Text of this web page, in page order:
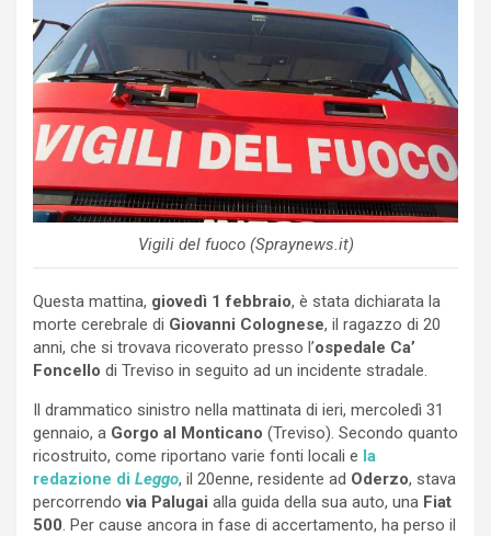
Vigili del fuoco (Spraynews.it)
Questa mattina, giovedì 1 febbraio, è stata dichiarata la
morte cerebrale di Giovanni Colognese, il ragazzo di 20
anni, che si trovava ricoverato presso l’ospedale Ca’
Foncello di Treviso in seguito ad un incidente stradale.
Il drammatico sinistro nella mattinata di ieri, mercoledì 31
gennaio, a Gorgo al Monticano (Treviso). Secondo quanto
ricostruito, come riportano varie fonti locali e la
redazione di Leggo, il 20enne, residente ad Oderzo, stava
percorrendovia Palugai alla guida della sua auto, una Fiat
500. Per cause ancora in fase di accertamento, ha perso il